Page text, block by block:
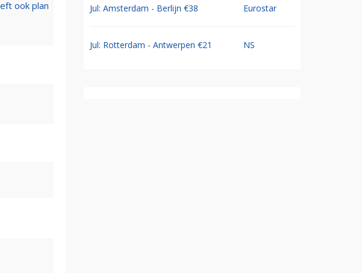
ook plan
Jul: Amsterdam - Berlijn €38 Eurostar
Jul: Rotterdam - Antwerpen €21 NS